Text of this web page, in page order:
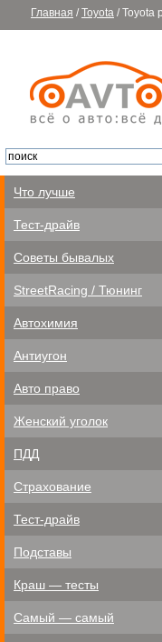
Главная / Toyota / Toyota
Что лучше
Тест-драйв
Советы бывалых
StreetRacing / Тюнинг
Автохимия
Антиугон
Авто право
Женский уголок
ПДД
Страхование
Тест-драйв
Подставы
Краш — тесты
Самый — самый